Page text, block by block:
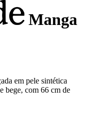
Manga
em pele sintética
bege, com 66 cm de